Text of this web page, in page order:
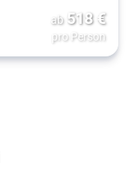
ab 518€
pro Person